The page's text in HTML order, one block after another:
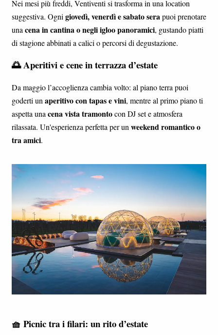
Nei mesi più freddi, Ventiventi si trasforma in una location
suggestiva. Ogni giovedì, venerdì e sabato sera puoi prenotare
una cena in cantina o negli igloo panoramici, gustando piatti
di stagione abbinati a calici o percorsi di degustazione.
🌅 Aperitivi e cene in terrazza d’estate
Da maggio l’accoglienza cambia volto: al piano terra puoi
goderti un aperitivo con tapas e vini, mentre al primo piano ti
aspetta una cena vista tramontocon DJ set e atmosfera
rilassata. Un'esperienza perfetta per un weekend romantico o
tra amici.
🧺 Picnic tra i filari: un rito d’estate